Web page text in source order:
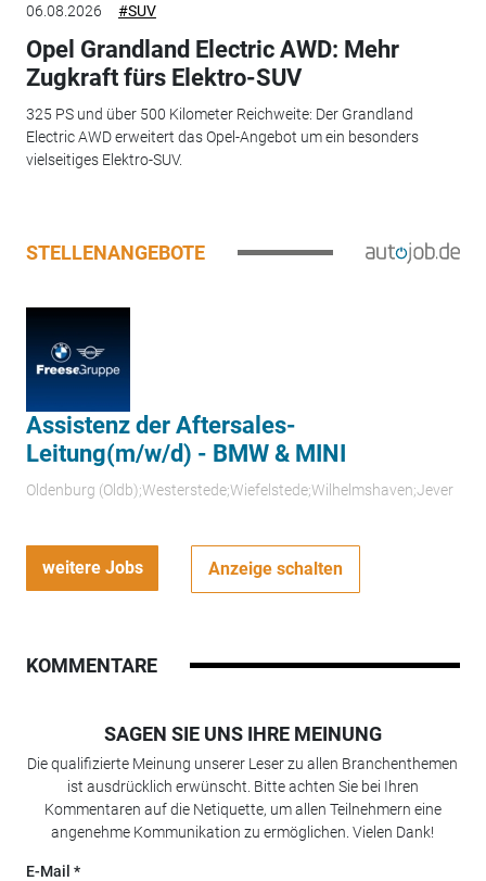
06.08.2026 #SUV
Opel Grandland Electric AWD: Mehr
Zugkraft fürs Elektro-SUV
325 PS und über 500 Kilometer Reichweite: Der Grandland
Electric AWD erweitert das Opel-Angebot um ein besonders
vielseitiges Elektro-SUV.
STELLENANGEBOTE
Assistenz der Aftersales-
Leitung(m/w/d) - BMW & MINI
Oldenburg (Oldb);Westerstede;Wiefelstede;Wilhelmshaven;Jever
weitere Jobs Anzeige schalten
KOMMENTARE
SAGEN SIE UNS IHRE MEINUNG
Die qualifizierte Meinung unserer Leser zu allen Branchenthemen
ist ausdrücklich erwünscht. Bitte achten Sie bei Ihren
Kommentaren auf die Netiquette, um allen Teilnehmern eine
angenehme Kommunikation zu ermöglichen. Vielen Dank!
E-Mail